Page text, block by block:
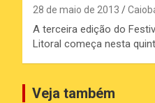
28 de maio de 2013
A terceira edição do
Litoral começa nesta
Veja também